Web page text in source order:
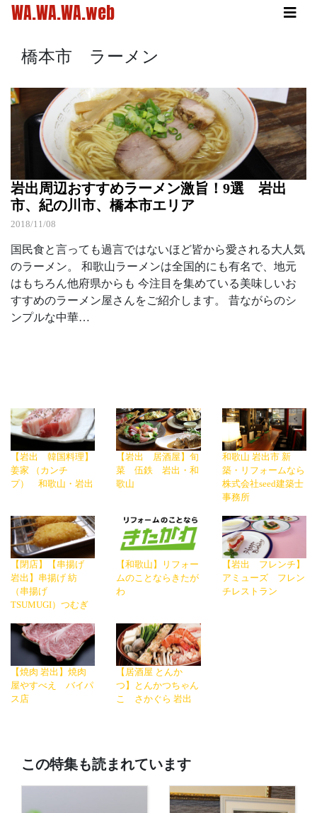
WA.WA.WA.web
橋本市 ラーメン
岩出周辺おすすめラーメン激旨！9選 岩出
市、紀の川市、橋本市エリア
2018/11/08
国民食と言っても過言ではないほど皆から愛される大人気
のラーメン。 和歌山ラーメンは全国的にも有名で、地元
はもちろん他府県からも 今注目を集めている美味しいお
すすめのラーメン屋さんをご紹介します。 昔ながらのシ
ンプルな中華…
【岩出 韓国料理】
姜家 （カンチ
プ） 和歌山・岩出
【岩出 居酒屋】旬
菜 伍鉄 岩出・和
歌山
和歌山 岩出市 新
築・リフォームなら
株式会社seed建築士
事務所
【閉店】【串揚げ
岩出】串揚げ 紡
（串揚げ
TSUMUGI）つむぎ
【和歌山】リフォー
ムのことならきたが
わ
【岩出 フレンチ】
アミューズ フレン
チレストラン
【焼肉 岩出】焼肉
屋やすべえ バイパ
ス店
【居酒屋 とんか
つ】とんかつちゃん
こ さかぐら 岩出
この特集も読まれています